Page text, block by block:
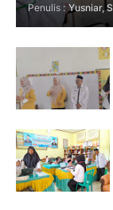
Penulis : Yusniar,